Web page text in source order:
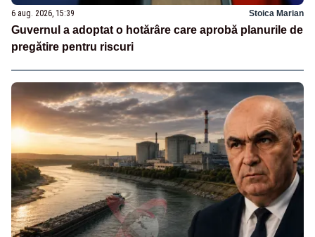
6 aug. 2026, 15:39 Stoica Marian
Guvernul a adoptat o hotărâre care aprobă planurile de
pregătire pentru riscuri